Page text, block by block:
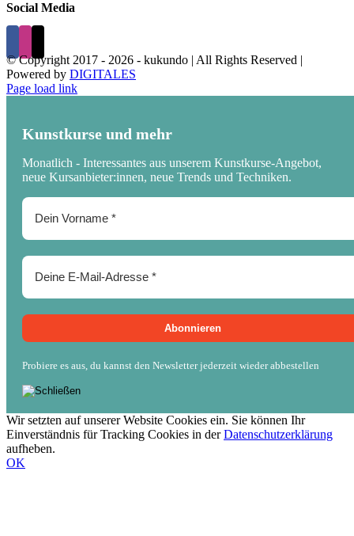
Social Media
© Copyright 2017 - 2026 - kukundo | All Rights Reserved |
Powered by DIGITALES
Page load link
Kunstkurse und mehr
Monatlich - Interessantes aus unserem Kunstkurse-Angebot,
neue Kursanbieter:innen, neue Trends und Techniken.
Probiere es aus, du kannst den Newsletter jederzeit wieder abbestellen
Wir setzten auf unserer Website Cookies ein. Sie können Ihr
Einverständnis für Tracking Cookies in derDatenschutzerklärung
aufheben.
OK